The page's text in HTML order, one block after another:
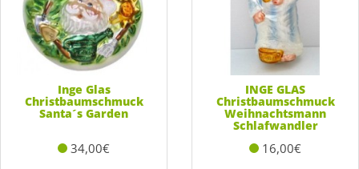
Inge Glas
Christbaumschmuck
Santa´s Garden
34,00€
INGE GLAS
Christbaumschmuck
Weihnachtsmann
Schlafwandler
16,00€